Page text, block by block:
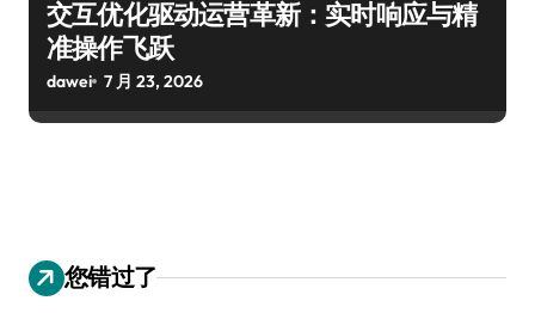
交互优化驱动运营革新：实时响应与精
准操作飞跃
dawei 7 月 23, 2026
您错过了